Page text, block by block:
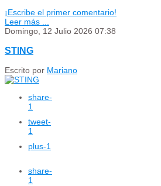
¡Escribe el primer comentario!
Leer más ...
Domingo, 12 Julio 2026 07:38
STING
Escrito por Mariano
share-
1
tweet-
1
plus-1
share-
1